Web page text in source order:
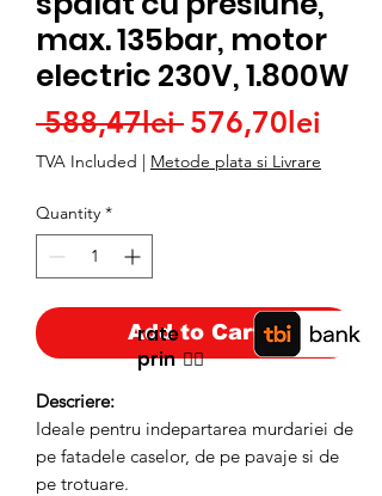
max. 135bar, motor
electric 230V, 1.800W
588,47lei Regular
Price
576,70lei
TVA Included | Metode plata si Livrare
Quantity *
Add to Cart
Descriere:
Ideale pentru indepartarea murdariei de
pe fatadele caselor, de pe pavaje si de
pe trotuare.
rate
prin👉🏿